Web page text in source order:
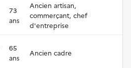
73
ans
Ancien artisan,
commerçant, chef
d'entreprise
65
ans
Ancien cadre